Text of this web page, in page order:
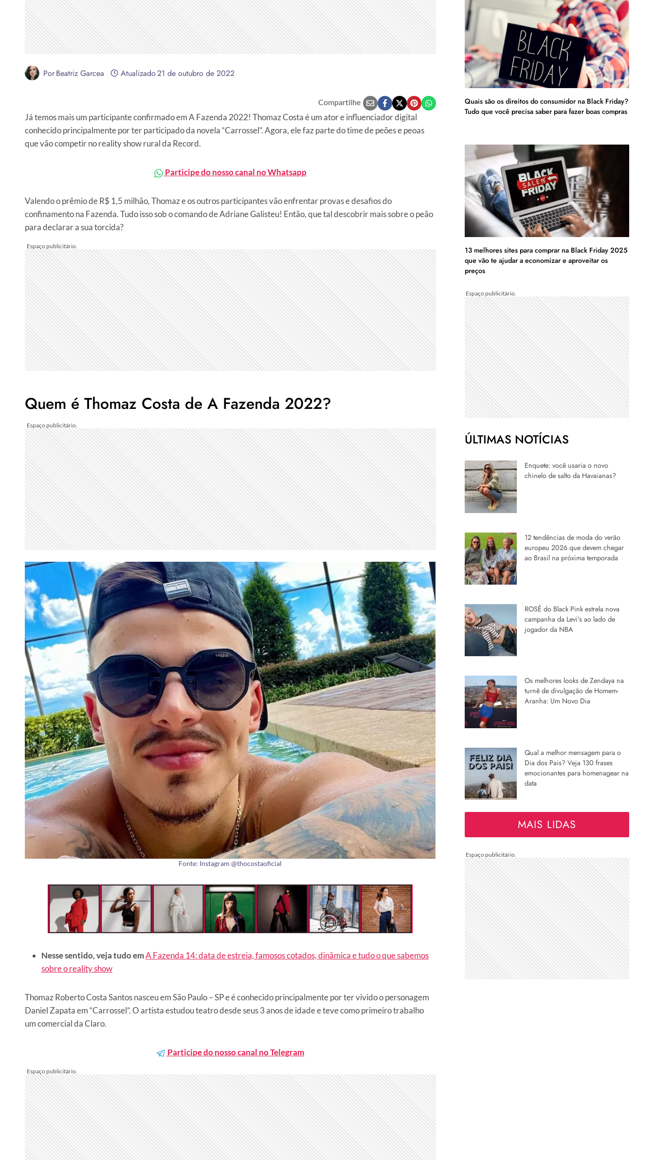
PorBeatriz Garcea Atualizado21 de outubro de 2022
Compartilhe
Já temos mais um participante confirmado em A Fazenda 2022! Thomaz Costa é um ator e influenciador digital
conhecido principalmente por ter participado da novela “Carrossel”. Agora, ele faz parte do time de peões e peoas
que vão competir no reality show rural da Record.
Participe do nosso canal no Whatsapp
Valendo o prêmio de R$ 1,5 milhão, Thomaz e os outros participantes vão enfrentar provas e desafios do
confinamento na Fazenda. Tudo isso sob o comando de Adriane Galisteu! Então, que tal descobrir mais sobre o peão
para declarar a sua torcida?
Quem é Thomaz Costa de A Fazenda 2022?
Fonte: Instagram @thocostaoficial
Nesse sentido, veja tudo emA Fazenda 14: data de estreia, famosos cotados, dinâmica e tudo o que sabemos
sobre o reality show
Thomaz Roberto Costa Santos nasceu em São Paulo – SP e é conhecido principalmente por ter vivido o personagem
Daniel Zapata em “Carrossel”. O artista estudou teatro desde seus 3 anos de idade e teve como primeiro trabalho
um comercial da Claro.
Participe do nosso canal no Telegram
Quais são os direitos do consumidor na Black Friday?
Tudo que você precisa saber para fazer boas compras
13 melhores sites para comprar na Black Friday 2025
que vão te ajudar a economizar e aproveitar os
preços
ÚLTIMAS NOTÍCIAS
Enquete: você usaria o novo
chinelo de salto da Havaianas?
12 tendências de moda do verão
europeu 2026 que devem chegar
ao Brasil na próxima temporada
ROSÉ do Black Pink estrela nova
campanha da Levi’s ao lado de
jogador da NBA
Os melhores looks de Zendaya na
turnê de divulgação de Homem-
Aranha: Um Novo Dia
Qual a melhor mensagem para o
Dia dos Pais? Veja 130 frases
emocionantes para homenagear na
data
MAIS LIDAS